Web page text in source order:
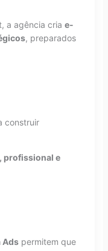
a agência cria e-
, preparados
construir
profissional e
Adspermitem que